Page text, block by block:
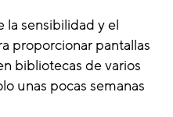
la sensibilidad y el
proporcionar pantallas
bibliotecas de varios
unas pocas semanas